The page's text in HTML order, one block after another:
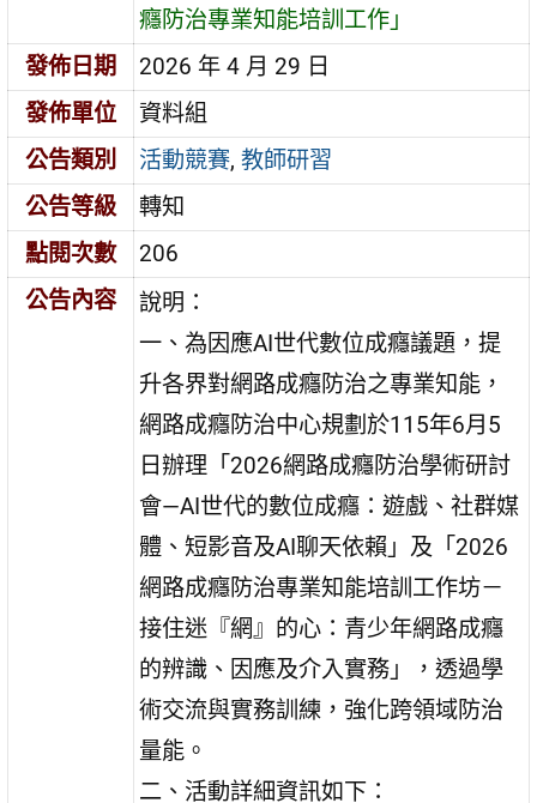
癮防治專業知能培訓工作」
發佈日期
2026 年 4 月 29 日
發佈單位
資料組
公告類別
活動競賽,教師研習
公告等級
轉知
點閱次數
206
公告內容
說明：
一、為因應AI世代數位成癮議題，提
升各界對網路成癮防治之專業知能，
網路成癮防治中心規劃於115年6月5
日辦理「2026網路成癮防治學術研討
會—AI世代的數位成癮：遊戲、社群媒
體、短影音及AI聊天依賴」及「2026
網路成癮防治專業知能培訓工作坊－
接住迷『網』的心：青少年網路成癮
的辨識、因應及介入實務」，透過學
術交流與實務訓練，強化跨領域防治
量能。
二、活動詳細資訊如下：